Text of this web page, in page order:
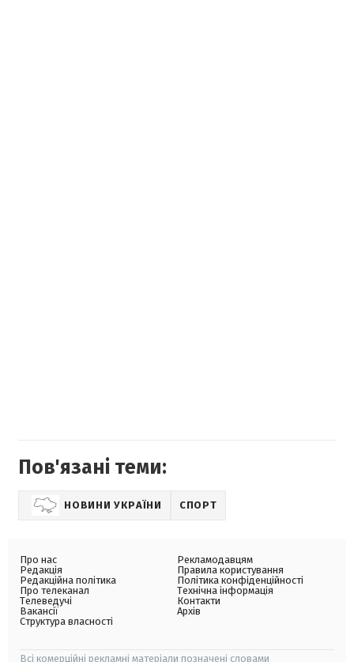
Пов'язані теми:
НОВИНИ УКРАЇНИ СПОРТ
Про нас
Редакція
Редакційна політика
Про телеканал
Телеведучі
Вакансії
Структура власності
Рекламодавцям
Правила користування
Політика конфіденційності
Технічна інформація
Контакти
Архів
Всі комерційні рекламні матеріали позначені словами